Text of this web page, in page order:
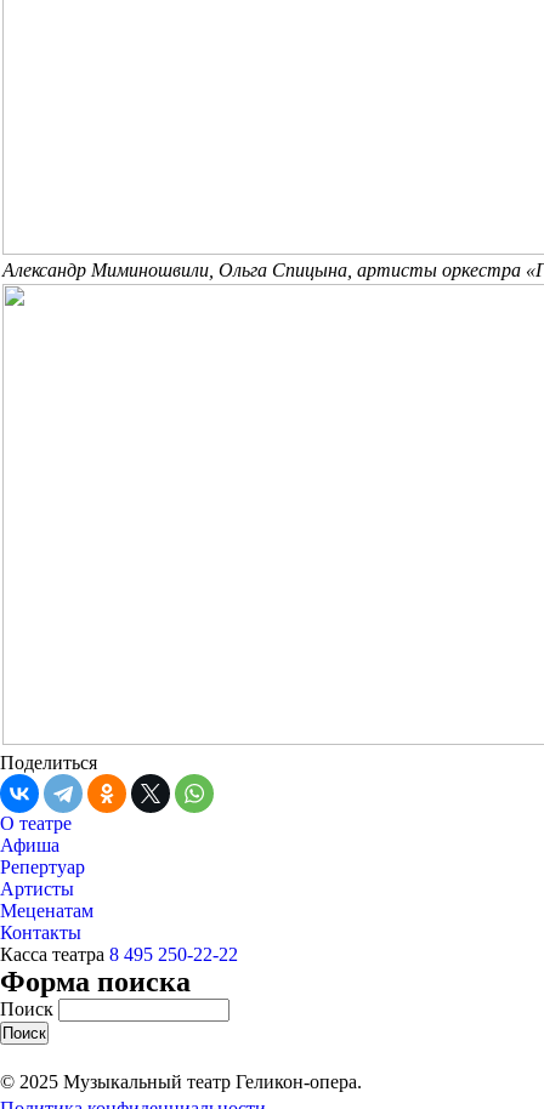
Александр Миминошвили, Ольга Спицына, артисты оркестра
Поделиться
О театре
Афиша
Репертуар
Артисты
Меценатам
Контакты
Касса театра 8 495 250-22-22
Форма поиска
Поиск
© 2025 Музыкальный театр Геликон-опера.